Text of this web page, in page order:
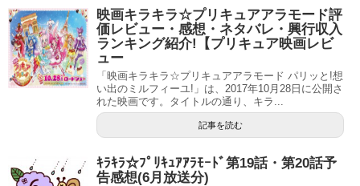
したのは2005年。
そして宝塚を退団したのは2009年だそうです。
宝塚歌劇団を退団後は企業事務や美容サロンカウンセラー
などいわゆる普通のOLをやっていたみたいです(ﾟдﾟ)！
これは意外な経歴ですね～てっきり宝塚歌劇団退団から速
攻声優にスカウトされたんじゃないかと思ってました(^^;
スポンサーリンク
映画キラキラ☆プリキュアアラモード評
価レビュー・感想・ネタバレ・興行収入
ランキング紹介!【プリキュア映画レビ
ュー
「映画キラキラ☆プリキュアアラモード パリッと!想
い出のミルフィーユ!」は、2017年10月28日に公開さ
れた映画です。タイトルの通り、キラ...
記事を読む
ｷﾗｷﾗ☆ﾌﾟﾘｷｭｱｱﾗﾓｰﾄﾞ第19話・第20話予
告感想(6月放送分)